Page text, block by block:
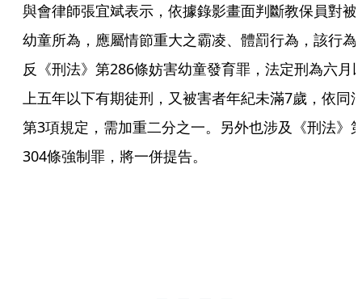
與會律師張宜斌表示，依據錄影畫面判斷教保員對被
幼童所為，應屬情節重大之霸凌、體罰行為，該行為
反《刑法》第286條妨害幼童發育罪，法定刑為六月
上五年以下有期徒刑，又被害者年紀未滿7歲，依同
第3項規定，需加重二分之一。另外也涉及《刑法》
304條強制罪，將一併提告。